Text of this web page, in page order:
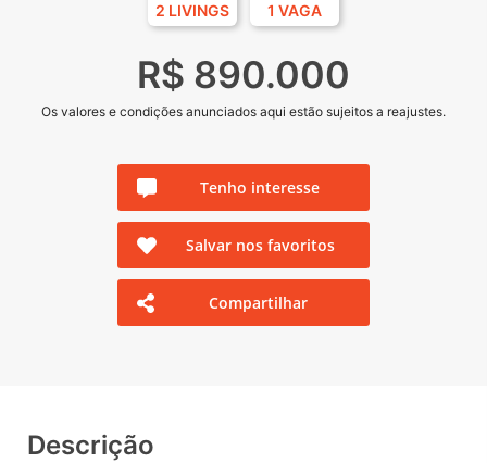
2 LIVINGS 1 VAGA
R$ 890.000
Os valores e condições anunciados aqui estão sujeitos a reajustes.
Tenho interesse
Salvar nos favoritos
Compartilhar
Descrição